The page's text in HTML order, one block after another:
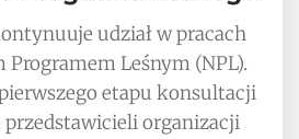
udział w pracach
Programem Leśnym (NPL).
etapu konsultacji
organizacji